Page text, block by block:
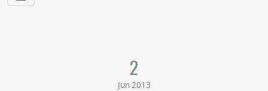
2
Jun 2013